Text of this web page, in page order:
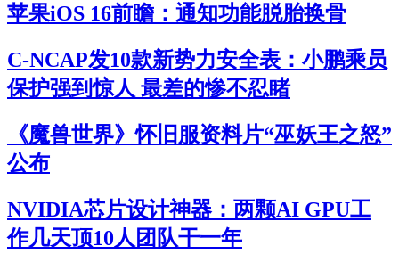
苹果iOS 16前瞻：通知功能脱胎换骨
C-NCAP发10款新势力安全表：小鹏乘员
保护强到惊人 最差的惨不忍睹
《魔兽世界》怀旧服资料片“巫妖王之怒”
公布
NVIDIA芯片设计神器：两颗AI GPU工
作几天顶10人团队干一年